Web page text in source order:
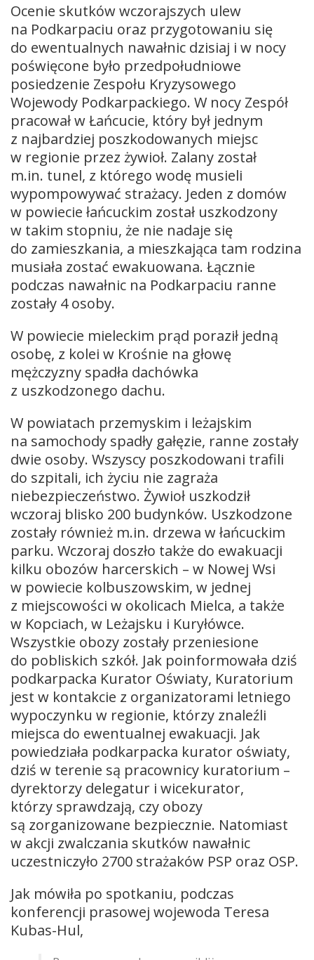
Ocenie skutków wczorajszych ulew
na Podkarpaciu oraz przygotowaniu się
do ewentualnych nawałnic dzisiaj i w nocy
poświęcone było przedpołudniowe
posiedzenie Zespołu Kryzysowego
Wojewody Podkarpackiego. W nocy Zespół
pracował w Łańcucie, który był jednym
z najbardziej poszkodowanych miejsc
w regionie przez żywioł. Zalany został
m.in. tunel, z którego wodę musieli
wypompowywać strażacy. Jeden z domów
w powiecie łańcuckim został uszkodzony
w takim stopniu, że nie nadaje się
do zamieszkania, a mieszkająca tam rodzina
musiała zostać ewakuowana. Łącznie
podczas nawałnic na Podkarpaciu ranne
zostały 4 osoby.
W powiecie mieleckim prąd poraził jedną
osobę, z kolei w Krośnie na głowę
mężczyzny spadła dachówka
z uszkodzonego dachu.
W powiatach przemyskim i leżajskim
na samochody spadły gałęzie, ranne zostały
dwie osoby. Wszyscy poszkodowani trafili
do szpitali, ich życiu nie zagraża
niebezpieczeństwo. Żywioł uszkodził
wczoraj blisko 200 budynków. Uszkodzone
zostały również m.in. drzewa w łańcuckim
parku. Wczoraj doszło także do ewakuacji
kilku obozów harcerskich – w Nowej Wsi
w powiecie kolbuszowskim, w jednej
z miejscowości w okolicach Mielca, a także
w Kopciach, w Leżajsku i Kuryłówce.
Wszystkie obozy zostały przeniesione
do pobliskich szkół. Jak poinformowała dziś
podkarpacka Kurator Oświaty, Kuratorium
jest w kontakcie z organizatorami letniego
wypoczynku w regionie, którzy znaleźli
miejsca do ewentualnej ewakuacji. Jak
powiedziała podkarpacka kurator oświaty,
dziś w terenie są pracownicy kuratorium –
dyrektorzy delegatur i wicekurator,
którzy sprawdzają, czy obozy
są zorganizowane bezpiecznie. Natomiast
w akcji zwalczania skutków nawałnic
uczestniczyło 2700 strażaków PSP oraz OSP.
Jak mówiła po spotkaniu, podczas
konferencji prasowej wojewoda Teresa
Kubas-Hul,